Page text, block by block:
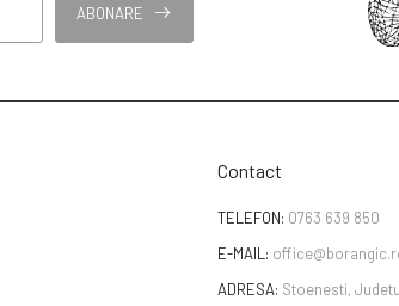
ABONARE
Contact
TELEFON: 0763 639 850
E-MAIL:
ADRESA: Stoenesti,